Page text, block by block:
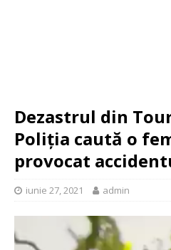
Dezastrul din
Poliția caută o
provocat
iunie 27, 2021 admin